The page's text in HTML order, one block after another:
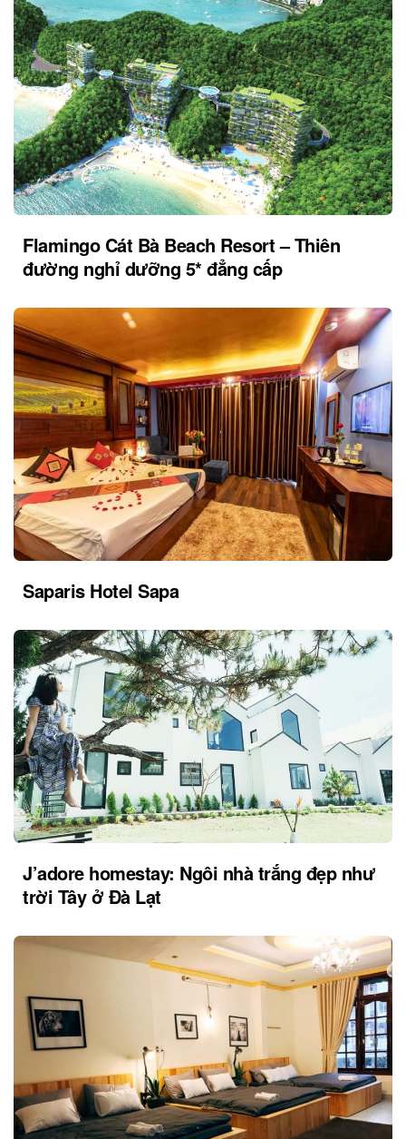
Flamingo Cát Bà Beach Resort – Thiên
đường nghỉ dưỡng 5* đẳng cấp
Saparis Hotel Sapa
J’adore homestay: Ngôi nhà trắng đẹp như
trời Tây ở Đà Lạt